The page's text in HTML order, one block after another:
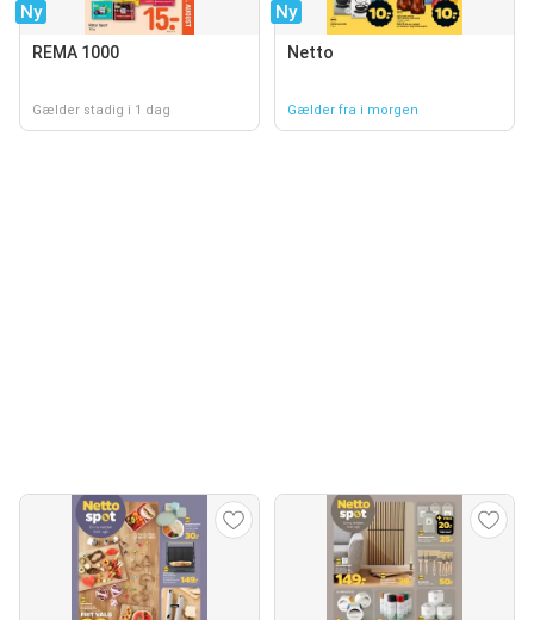
Ny
REMA 1000
Gælder stadig i 1 dag
Ny
Netto
Gælder fra i morgen